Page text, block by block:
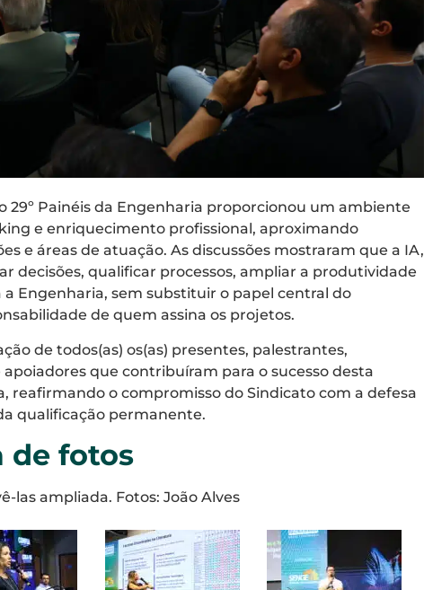
29º Painéis da Engenharia proporcionou um ambiente
e enriquecimento profissional, aproximando
e áreas de atuação. As discussões mostraram que a IA,
decisões, qualificar processos, ampliar a produtividade
Engenharia, sem substituir o papel central do
de quem assina os projetos.
de todos(as) os(as) presentes, palestrantes,
que contribuíram para o sucesso desta
reafirmando o compromisso do Sindicato com a defesa
qualificação permanente.
de fotos
las ampliada. Fotos: João Alves